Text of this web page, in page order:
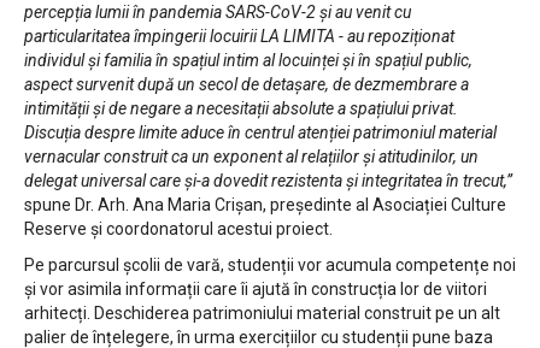
percepția lumii în pandemia SARS-CoV-2 și au venit cu
particularitatea împingerii locuirii LA LIMITA - au repoziționat
individul și familia în spațiul intim al locuinței și în spațiul public,
aspect survenit după un secol de detașare, de dezmembrare a
intimității și de negare a necesitații absolute a spațiului privat.
Discuția despre limite aduce în centrul atenției patrimoniul material
vernacular construit ca un exponent al relațiilor și atitudinilor, un
delegat universal care și-a dovedit rezistenta și integritatea în trecut,”
spune Dr. Arh. Ana Maria Crișan, președinte al Asociației Culture
Reserve și coordonatorul acestui proiect.
Pe parcursul școlii de vară, studenții vor acumula competențe noi
și vor asimila informații care îi ajută în construcția lor de viitori
arhitecți. Deschiderea patrimoniului material construit pe un alt
palier de înțelegere, în urma exercițiilor cu studenții pune baza